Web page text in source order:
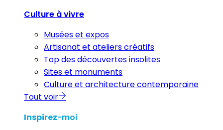
Culture à vivre
Musées et expos
Artisanat et ateliers créatifs
Top des découvertes insolites
Sites et monuments
Culture et architecture contemporaine
Tout voir
Inspirez-moi